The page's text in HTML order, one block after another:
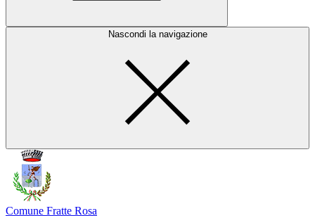
Nascondi la navigazione
Comune Fratte Rosa